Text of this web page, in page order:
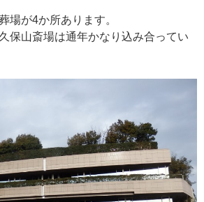
場が4か所あります。
保山斎場は通年かなり込み合ってい